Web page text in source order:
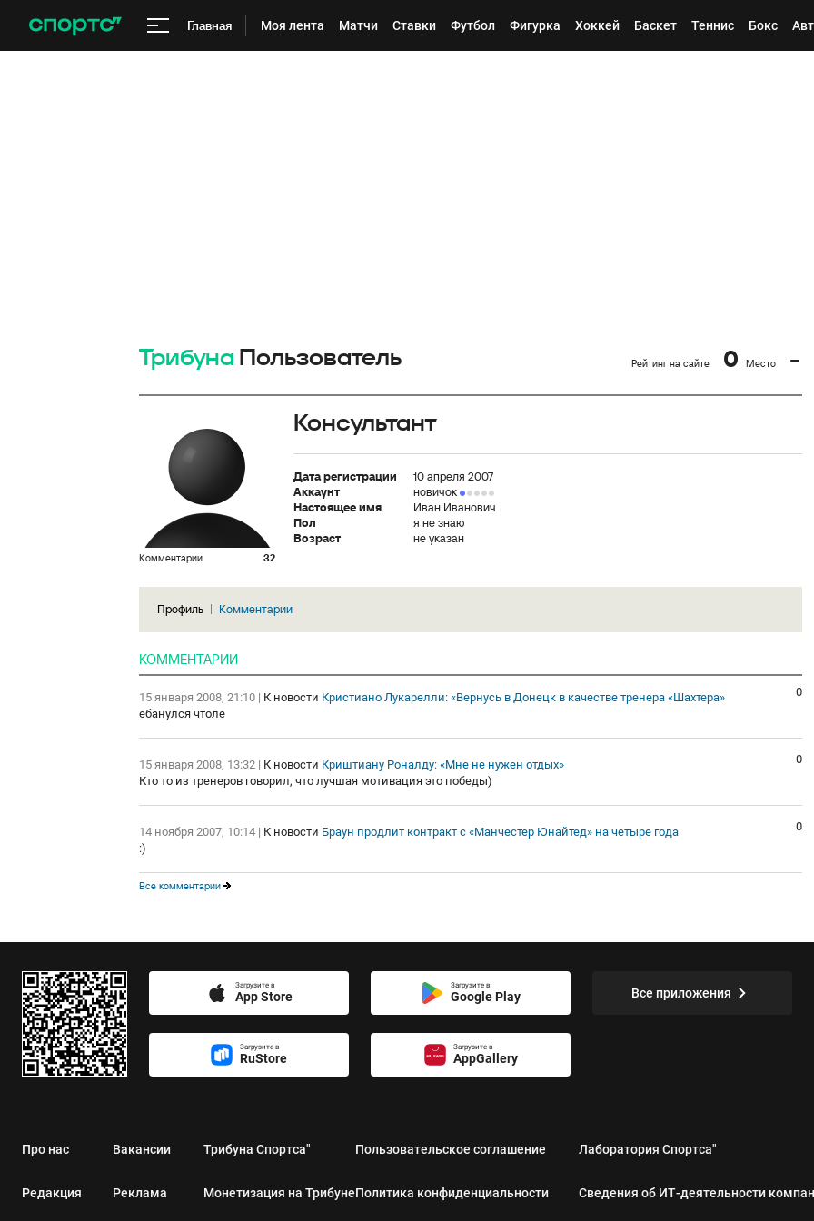
Главная Моя лента Матчи Ставки Футбол Фигурка Хоккей Баскет Теннис Бокс
Рейтинг на сайте 0 Место -
Трибуна Пользователь
Комментарии 32
Консультант
Дата регистрации
10 апреля 2007
Аккаунт
новичок
Настоящее имя
Иван Иванович
Пол
я не знаю
Возраст
не указан
Профиль Комментарии
КОММЕНТАРИИ
15 января 2008, 21:10 | К новости Кристиано Лукарелли: «Вернусь в Донецк в качестве тренера «Шахтера»
0
ебанулся чтоле
15 января 2008, 13:32 | К новости Криштиану Роналду: «Мне не нужен отдых»
0
Кто то из тренеров говорил, что лучшая мотивация это победы)
14 ноября 2007, 10:14 | К новости Браун продлит контракт с «Манчестер Юнайтед» на четыре года
0
:)
Все комментарии
Загрузите в
App Store
Загрузите в
Google Play
Загрузите в
RuStore
Загрузите в
AppGallery
Все приложения
Про нас
Редакция
Вакансии
Реклама
Трибуна Спортса"
Монетизация на Трибуне
Пользовательское соглашение
Политика конфиденциальности
Лаборатория Спортса"
Сведения об ИТ‑деятельности